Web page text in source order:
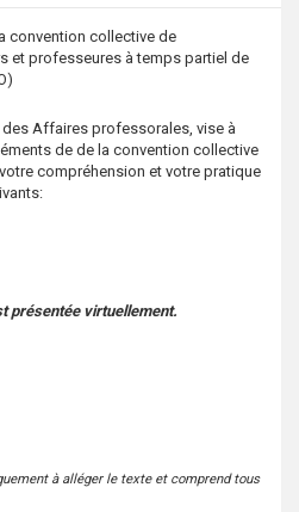
convention collective de
et professeures à temps partiel de
des Affaires professorales, vise à
de de la convention collective
votre compréhension et votre pratique
présentée virtuellement.
à alléger le texte et comprend tous